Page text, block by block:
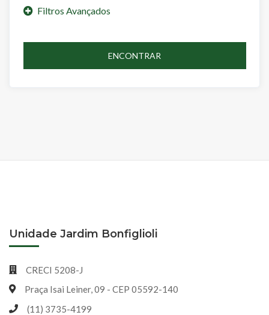
ENCONTRAR
Unidade Jardim Bonfiglioli
CRECI 5208-J
Praça Isai Leiner, 09 - CEP 05592-140
(11) 3735-4199